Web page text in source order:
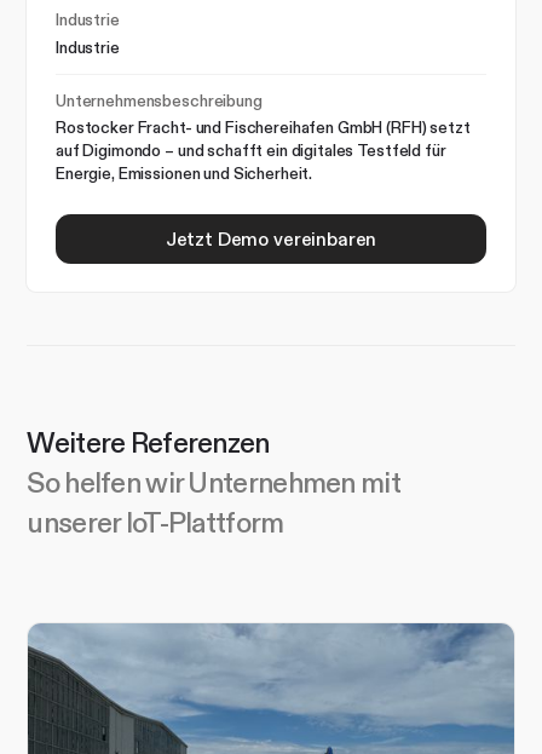
Industrie
Industrie
Unternehmensbeschreibung
Rostocker Fracht- und Fischereihafen GmbH (RFH) setzt
auf Digimondo – und schafft ein digitales Testfeld für
Energie, Emissionen und Sicherheit.
Jetzt Demo vereinbaren
Weitere Referenzen
So helfen wir Unternehmen mit
unserer IoT-Plattform